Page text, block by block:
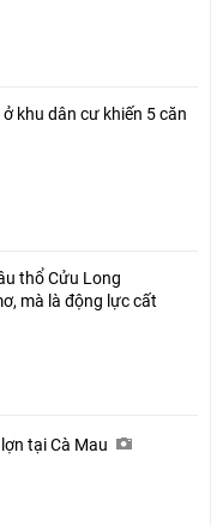
khu dân cư khiến 5 căn
thổ Cửu Long
mà là động lực cất
tại Cà Mau